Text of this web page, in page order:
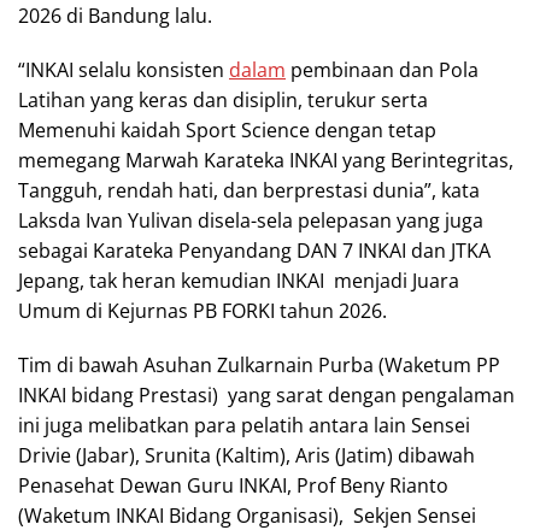
2026 di Bandung lalu.
“INKAI selalu konsisten dalam pembinaan dan Pola
Latihan yang keras dan disiplin, terukur serta
Memenuhi kaidah Sport Science dengan tetap
memegang Marwah Karateka INKAI yang Berintegritas,
Tangguh, rendah hati, dan berprestasi dunia”, kata
Laksda Ivan Yulivan disela-sela pelepasan yang juga
sebagai Karateka Penyandang DAN 7 INKAI dan JTKA
Jepang, tak heran kemudian INKAI menjadi Juara
Umum di Kejurnas PB FORKI tahun 2026.
Tim di bawah Asuhan Zulkarnain Purba (Waketum PP
INKAI bidang Prestasi) yang sarat dengan pengalaman
ini juga melibatkan para pelatih antara lain Sensei
Drivie (Jabar), Srunita (Kaltim), Aris (Jatim) dibawah
Penasehat Dewan Guru INKAI, Prof Beny Rianto
(Waketum INKAI Bidang Organisasi), Sekjen Sensei